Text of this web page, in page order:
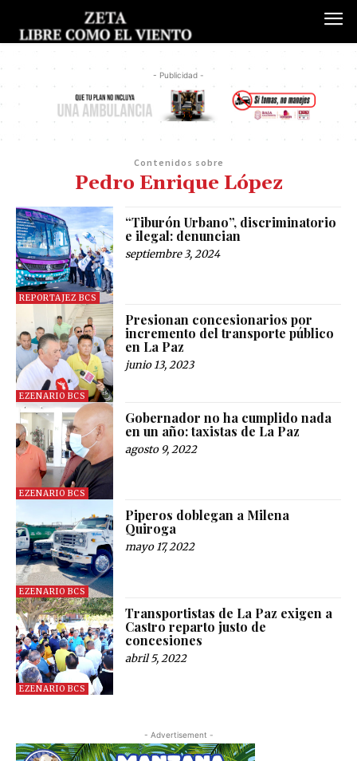
- Publicidad -
Contenidos sobre
Pedro Enrique López
REPORTAJEZ BCS
“Tiburón Urbano”, discriminatorio
e ilegal: denuncian
septiembre 3, 2024
EZENARIO BCS
Presionan concesionarios por
incremento del transporte público
en La Paz
junio 13, 2023
EZENARIO BCS
Gobernador no ha cumplido nada
en un año: taxistas de La Paz
agosto 9, 2022
EZENARIO BCS
Piperos doblegan a Milena
Quiroga
mayo 17, 2022
EZENARIO BCS
Transportistas de La Paz exigen a
Castro reparto justo de
concesiones
abril 5, 2022
- Advertisement -